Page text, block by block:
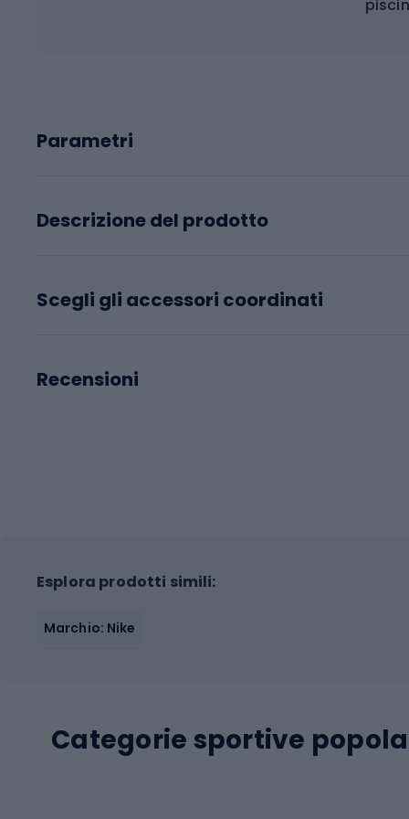
Parametri
Descrizione del prodotto
Scegli gli accessori coordinati
Recensioni
Esplora prodotti simili:
Marchio: Nike
Categorie sportive